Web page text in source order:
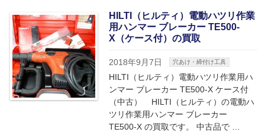
HILTI（ヒルティ）電動ハツリ作業
用ハンマー ブレーカー TE500-
X（ケース付）の買取
2018年9月7日 穴あけ・締付け工具
HILTI（ヒルティ）電動ハツリ作業用ハ
ンマー ブレーカー TE500-X ケース付
（中古） HILTI（ヒルティ）の電動ハ
ツリ作業用ハンマー ブレーカー
TE500-X の買取です。 中古品で …